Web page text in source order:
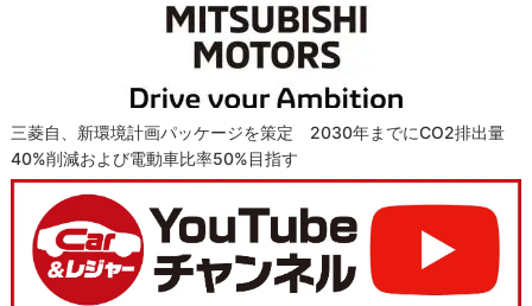
三菱自、新環境計画パッケージを策定 2030年までにCO2排出量
40%削減および電動車比率50%目指す